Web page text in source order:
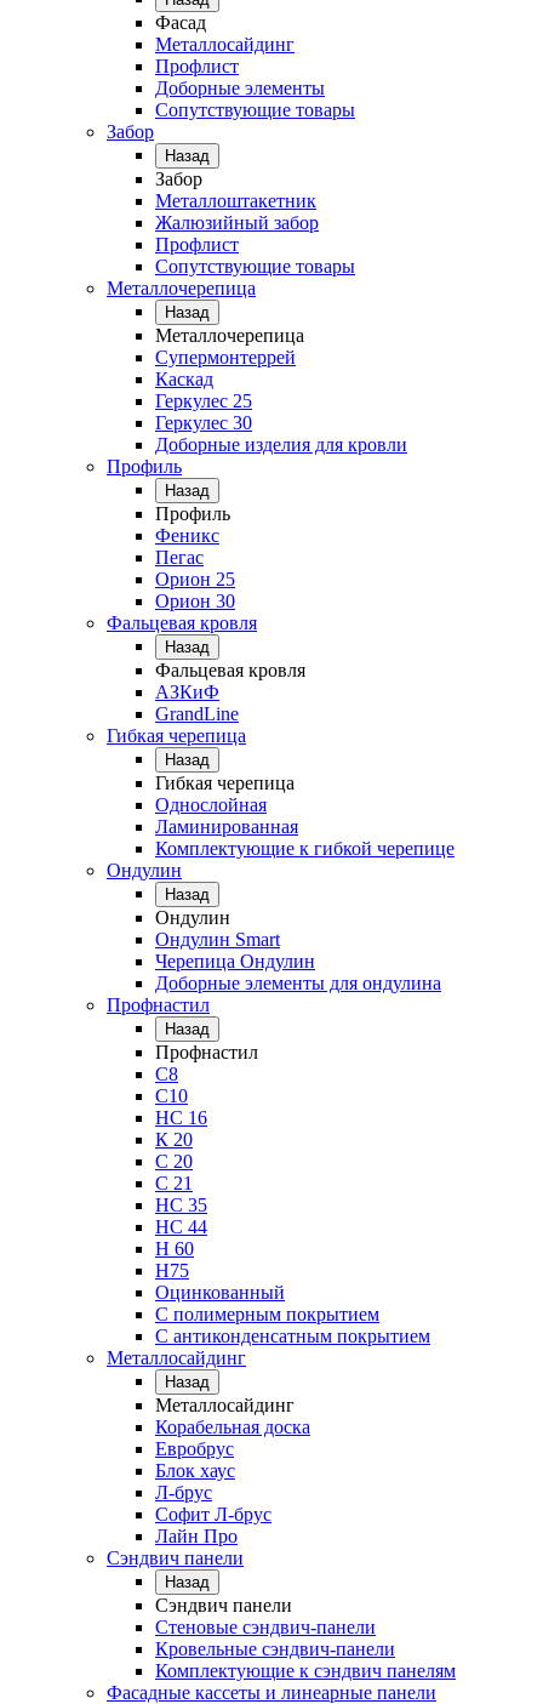
Фасад
Металлосайдинг
Профлист
Доборные элементы
Сопутствующие товары
Забор
Назад
Забор
Металлоштакетник
Жалюзийный забор
Профлист
Сопутствующие товары
Металлочерепица
Назад
Металлочерепица
Супермонтеррей
Каскад
Геркулес 25
Геркулес 30
Доборные изделия для кровли
Профиль
Назад
Профиль
Феникс
Пегас
Орион 25
Орион 30
Фальцевая кровля
Назад
Фальцевая кровля
АЗКиФ
GrandLine
Гибкая черепица
Назад
Гибкая черепица
Однослойная
Ламинированная
Комплектующие к гибкой черепице
Ондулин
Назад
Ондулин
Ондулин Smart
Черепица Ондулин
Доборные элементы для ондулина
Профнастил
Назад
Профнастил
С8
С10
НС 16
К 20
С 20
С 21
НС 35
НС 44
Н 60
Н75
Оцинкованный
С полимерным покрытием
С антиконденсатным покрытием
Металлосайдинг
Назад
Металлосайдинг
Корабельная доска
Евробрус
Блок хаус
Л-брус
Софит Л-брус
Лайн Про
Сэндвич панели
Назад
Сэндвич панели
Стеновые сэндвич-панели
Кровельные сэндвич-панели
Комплектующие к сэндвич панелям
Фасадные кассеты и линеарные панели